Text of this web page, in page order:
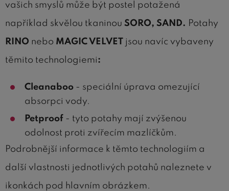
vašich smyslů může být postel potažená
například skvělou tkaninou SORO, SAND. Potahy
RINO nebo MAGIC VELVET jsou navíc vybaveny
těmito technologiemi:
Cleanaboo - speciální úprava omezující
absorpci vody.
Petproof - tyto potahy mají zvýšenou
odolnost proti zvířecím mazlíčkům.
Podrobnější informace k těmto technologiím a
další vlastnosti jednotlivých potahů naleznete v
ikonkách pod hlavním obrázkem.